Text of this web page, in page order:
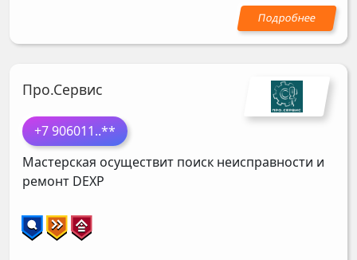
Про.Сервис
+7 906011..**
Мастерская осуществит поиск неисправности и
ремонт DEXP